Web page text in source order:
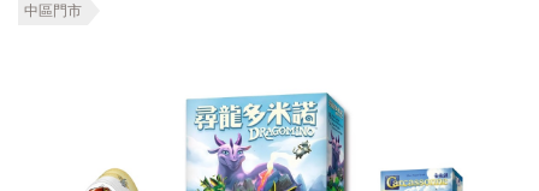
中區門市